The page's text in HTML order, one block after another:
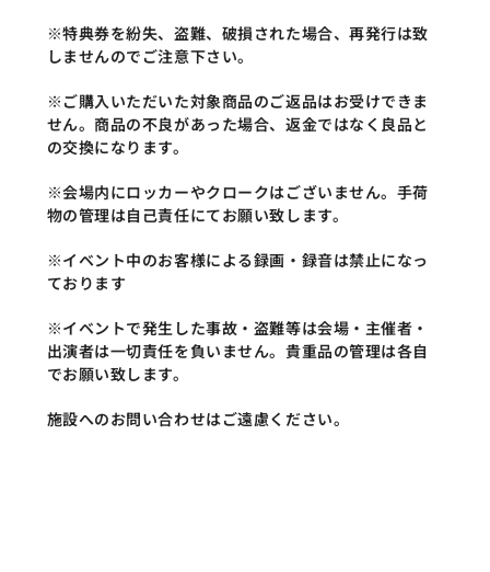
※特典券を紛失、盗難、破損された場合、再発行は致
しませんのでご注意下さい。
※ご購入いただいた対象商品のご返品はお受けできま
せん。商品の不良があった場合、返金ではなく良品と
の交換になります。
※会場内にロッカーやクロークはございません。手荷
物の管理は自己責任にてお願い致します。
※イベント中のお客様による録画・録音は禁止になっ
ております
※イベントで発生した事故・盗難等は会場・主催者・
出演者は一切責任を負いません。貴重品の管理は各自
でお願い致します。
施設へのお問い合わせはご遠慮ください。